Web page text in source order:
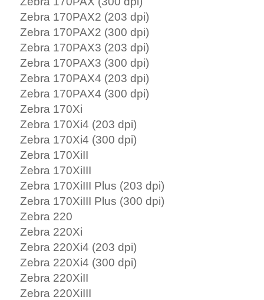
Zebra 170PAX2 (203 dpi)
Zebra 170PAX2 (300 dpi)
Zebra 170PAX3 (203 dpi)
Zebra 170PAX3 (300 dpi)
Zebra 170PAX4 (203 dpi)
Zebra 170PAX4 (300 dpi)
Zebra 170Xi
Zebra 170Xi4 (203 dpi)
Zebra 170Xi4 (300 dpi)
Zebra 170XiII
Zebra 170XiIII
Zebra 170XiIII Plus (203 dpi)
Zebra 170XiIII Plus (300 dpi)
Zebra 220
Zebra 220Xi
Zebra 220Xi4 (203 dpi)
Zebra 220Xi4 (300 dpi)
Zebra 220XiII
Zebra 220XiIII